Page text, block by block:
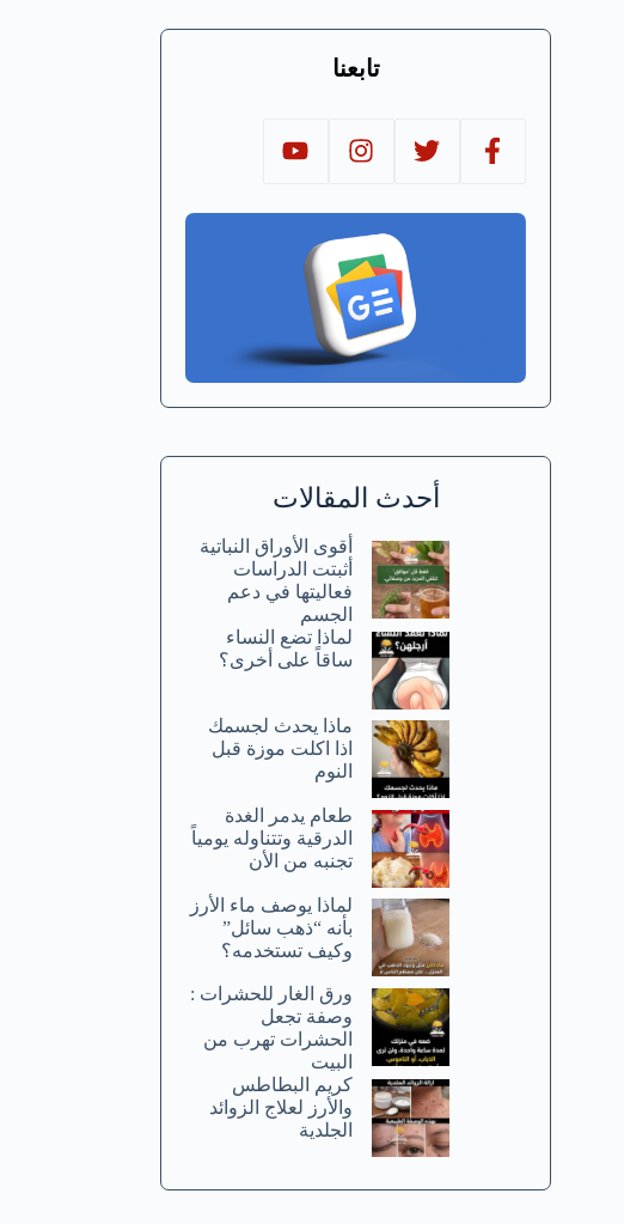
تابعنا
أحدث المقالات
أقوى الأوراق النباتية
أثبتت الدراسات
فعاليتها في دعم
الجسم
لماذا تضع النساء
ساقاً على أخرى؟
ماذا يحدث لجسمك
اذا اكلت موزة قبل
النوم
طعام يدمر الغدة
الدرقية وتتناوله يومياً
تجنبه من الأن
لماذا يوصف ماء الأرز
بأنه “ذهب سائل”
وكيف تستخدمه؟
ورق الغار للحشرات :
وصفة تجعل
الحشرات تهرب من
البيت
كريم البطاطس
والأرز لعلاج الزوائد
الجلدية